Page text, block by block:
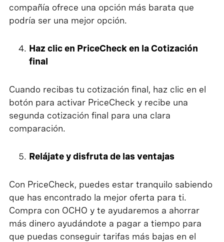
compañía ofrece una opción más barata que
podría ser una mejor opción.
Haz clic en PriceCheck en la Cotización
final
Cuando recibas tu cotización final, haz clic en el
botón para activar PriceCheck y recibe una
segunda cotización final para una clara
comparación.
Relájate y disfruta de las ventajas
Con PriceCheck, puedes estar tranquilo sabiendo
que has encontrado la mejor oferta para ti.
Compra con OCHO y te ayudaremos a ahorrar
más dinero ayudándote a pagar a tiempo para
que puedas conseguir tarifas más bajas en el